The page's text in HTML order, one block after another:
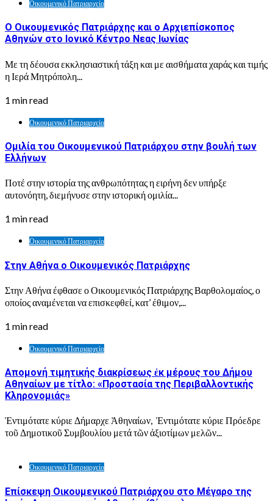
Οικουμενικό Πατριαρχείο
Ο Οικουμενικός Πατριάρχης και ο Αρχιεπίσκοπος
Αθηνών στο Ιονικό Κέντρο Νεας Ιωνίας
Με τη δέουσα εκκλησιαστική τάξη και με αισθήματα χαράς και τιμής
η Ιερά Μητρόπολη...
1 min read
Οικουμενικό Πατριαρχείο
Ομιλία του Οικουμενικού Πατριάρχου στην βουλή των
Ελλήνων
Ποτέ στην ιστορία της ανθρωπότητας η ειρήνη δεν υπήρξε
αυτονόητη, διεμήνυσε στην ιστορική ομιλία...
1 min read
Οικουμενικό Πατριαρχείο
Στην Αθήνα ο Οικουμενικός Πατριάρχης
Στην Αθήνα έφθασε ο Οικουμενικός Πατριάρχης Βαρθολομαίος, ο
οποίος αναμένεται να επισκεφθεί, κατ’ έθιμον,...
1 min read
Οικουμενικό Πατριαρχείο
Απομονή τιμητικής διακρίσεως ἐκ μέρους του Δήμου
Αθηναίων με τίτλο: «Προστασία της Περιβαλλοντικής
Κληρονομιάς»
Ἐντιμότατε κύριε Δήμαρχε Ἀθηναίων, Ἐντιμότατε κύριε Πρόεδρε
τοῦ Δημοτικοῦ Συμβουλίου μετά τῶν ἀξιοτίμων μελῶν...
Οικουμενικό Πατριαρχείο
Επίσκεψη Οικουμενικού Πατριάρχου στο Μέγαρο της